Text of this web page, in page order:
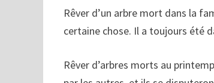
Rêver d’un arbre mort dans la
certaine chose. Il a toujours été
Rêver d’arbres morts au